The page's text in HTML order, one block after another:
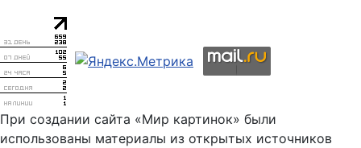
При создании сайта «Мир картинок» были
использованы материалы из открытых источников